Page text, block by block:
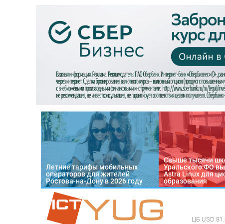
Летние тарифы мобильных
операторов для жителей
Ростова-на-Дону в 2026 году
Свыше тысячи
Уральского ФО
Astra Linux для
образования
ЦБ USD